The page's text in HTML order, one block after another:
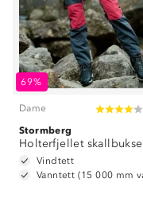
69%
Dame
Stormberg
Holterfjellet skallbukse
Vindtett